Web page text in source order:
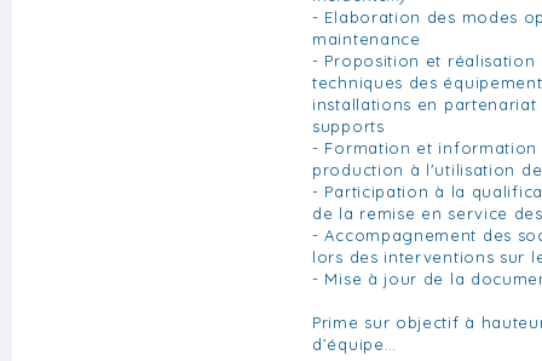
- Elaboration des modes
maintenance
- Proposition et
techniques des
installations en partenariat
supports
- Formation et information
production à l'utilisation
- Participation à la
de la remise en service
- Accompagnement des
lors des interventions sur
- Mise à jour de la
Prime sur objectif à
d’équipe…